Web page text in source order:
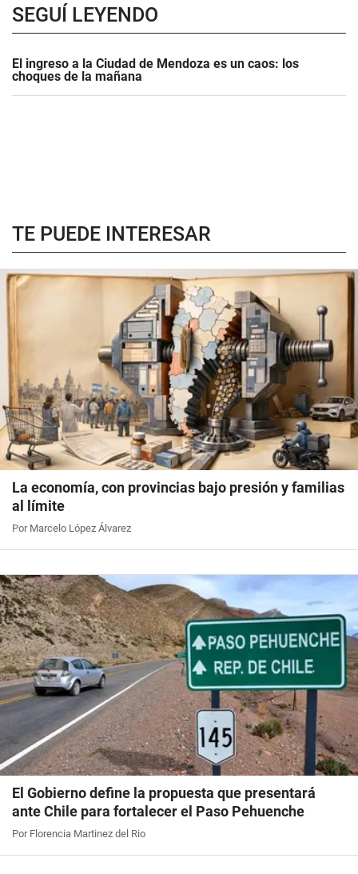
SEGUÍ LEYENDO
El ingreso a la Ciudad de Mendoza es un caos: los
choques de la mañana
TE PUEDE INTERESAR
La economía, con provincias bajo presión y familias
al límite
Por Marcelo López Álvarez
El Gobierno define la propuesta que presentará
ante Chile para fortalecer el Paso Pehuenche
Por Florencia Martinez del Rio